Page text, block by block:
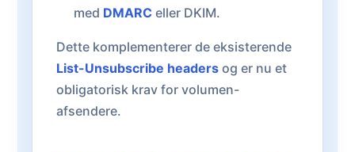
med DMARC eller DKIM.
Dette komplementerer de eksisterende
List-Unsubscribe headers og er nu et
obligatorisk krav for volumen-
afsendere.